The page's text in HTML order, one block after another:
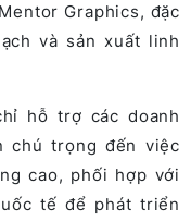
Graphics, đặc
và sản xuất linh
hỗ trợ các doanh
chú trọng đến việc
cao, phối hợp với
tế để phát triển